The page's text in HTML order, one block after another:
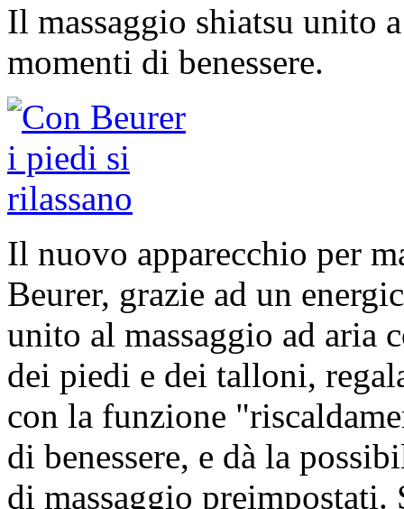
Il massaggio shiatsu unito
momenti di benessere.
Il nuovo apparecchio per
Beurer, grazie ad un
unito al massaggio ad aria
dei piedi e dei talloni,
con la funzione
di benessere, e dà la
di massaggio